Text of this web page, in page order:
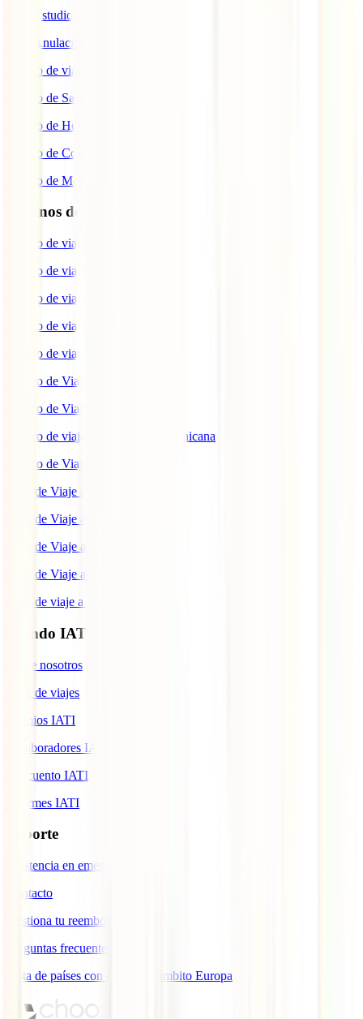
IATI Estudios
IATI Anulación Premium
Seguro de viaje COVID
Seguro de Salud
Seguro de Hogar
Seguro de Coche
Seguro de Moto
Destinos de interés
Seguro de viaje a EEUU
Seguro de viaje a Indonesia
Seguro de viaje a Marruecos
Seguro de viaje a Reino Unido
Seguro de viaje a México
Seguro de Viaje a Tailandia
Seguro de Viaje a China
Seguro de viaje a República Dominicana
Seguro de Viaje a Colombia
Guía de Viaje a Estados Unidos
Guía de Viaje a México
Guía de Viaje a Marruecos
Guía de Viaje a Cuba
Guía de viaje a Indonesia
Mundo IATI
Sobre nosotros
Blog de viajes
Premios IATI
Colaboradores IATI
Descuento IATI
Informes IATI
Soporte
Asistencia en emergencias
Contacto
Gestiona tu reembolso
Preguntas frecuentes
Lista de países con cobertura ámbito Europa